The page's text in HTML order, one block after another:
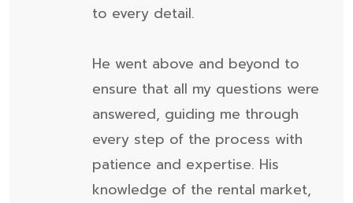
to every detail.
He went above and beyond to
ensure that all my questions were
answered, guiding me through
every step of the process with
patience and expertise. His
knowledge of the rental market,